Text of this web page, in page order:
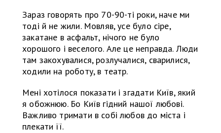
Зараз говорять про 70-90-ті роки, наче ми
тоді й не жили. Мовляв, усе було сіре,
закатане в асфальт, нічого не було
хорошого і веселого. Але це неправда. Люди
там закохувалися, розлучалися, сварилися,
ходили на роботу, в театр.
Мені хотілося показати і згадати Київ, який
я обожнюю. Бо Київ гідний нашої любові.
Важливо тримати в собі любов до міста і
плекати її.